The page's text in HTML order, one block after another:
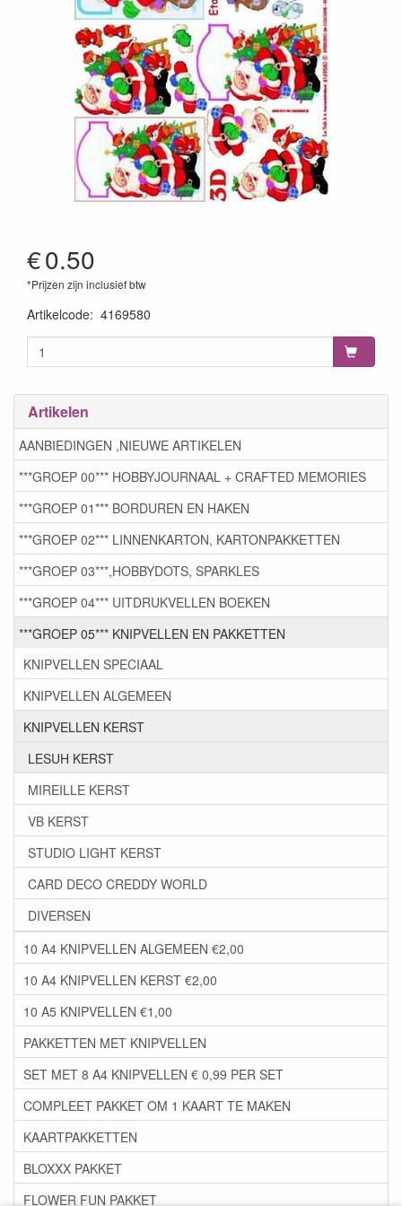
€0.50
*Prijzen zijn inclusief btw
Artikelcode: 4169580
Artikelen
AANBIEDINGEN ,NIEUWE ARTIKELEN
***GROEP 00*** HOBBYJOURNAAL + CRAFTED MEMORIES
***GROEP 01*** BORDUREN EN HAKEN
***GROEP 02*** LINNENKARTON, KARTONPAKKETTEN
***GROEP 03***,HOBBYDOTS, SPARKLES
***GROEP 04*** UITDRUKVELLEN BOEKEN
***GROEP 05*** KNIPVELLEN EN PAKKETTEN
KNIPVELLEN SPECIAAL
KNIPVELLEN ALGEMEEN
KNIPVELLEN KERST
LESUH KERST
MIREILLE KERST
VB KERST
STUDIO LIGHT KERST
CARD DECO CREDDY WORLD
DIVERSEN
10 A4 KNIPVELLEN ALGEMEEN €2,00
10 A4 KNIPVELLEN KERST €2,00
10 A5 KNIPVELLEN €1,00
PAKKETTEN MET KNIPVELLEN
SET MET 8 A4 KNIPVELLEN € 0,99 PER SET
COMPLEET PAKKET OM 1 KAART TE MAKEN
KAARTPAKKETTEN
BLOXXX PAKKET
FLOWER FUN PAKKET